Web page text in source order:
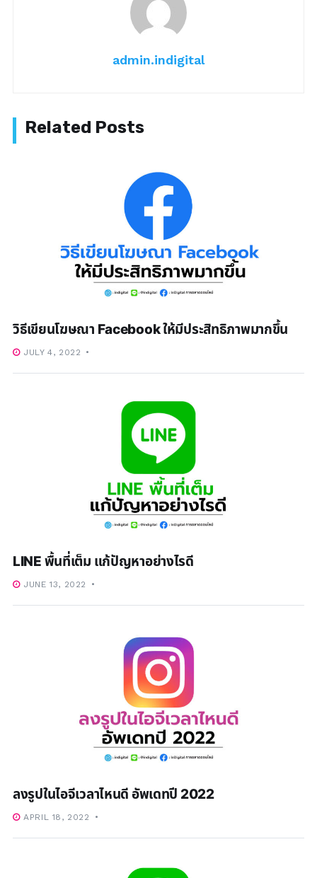
admin.indigital
วิธีเขียนโฆษณา Facebook ให้มีประสิทธิภาพมากขึ้น
JULY 4, 2022
LINE พื้นที่เต็ม แก้ปัญหาอย่างไรดี
JUNE 13, 2022
ลงรูปในไอจีเวลาไหนดี อัพเดทปี 2022
APRIL 18, 2022